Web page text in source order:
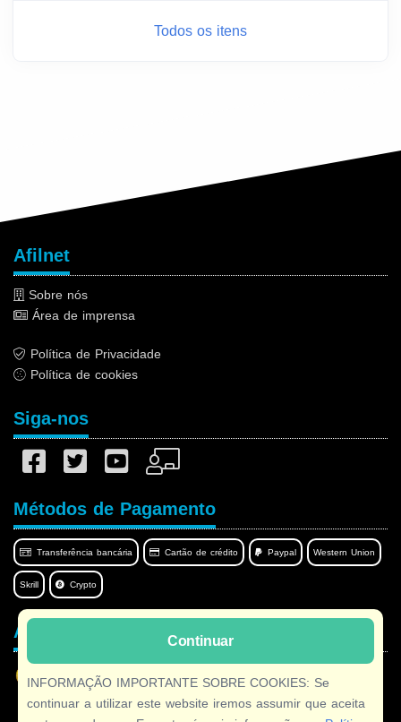
Todos os itens
Continuar
INFORMAÇÃO IMPORTANTE SOBRE COOKIES: Se
continuar a utilizar este website iremos assumir que aceita
Afilnet
Sobre nós
Área de imprensa
Política de Privacidade
Política de cookies
Siga-nos
Métodos de Pagamento
Transferência bancária Cartão de crédito Paypal Western Union
Skrill Crypto
Afilnet no seu idioma